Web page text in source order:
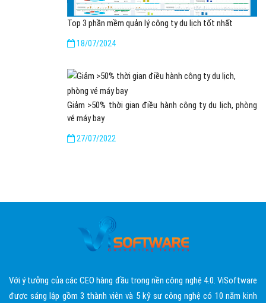
Top 3 phần mềm quản lý công ty du lịch tốt nhất
18/07/2024
Giảm >50% thời gian điều hành công ty du lịch, phòng
vé máy bay
27/07/2022
Với ý tưởng của các CEO hàng đầu trong nền công nghệ 4.0. ViSoftware
được sáng lập gồm 3 thành viên và 5 kỹ sư công nghệ có 10 năm kinh